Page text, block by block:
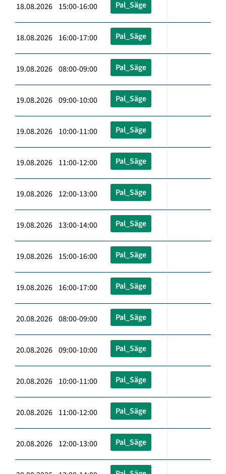
18.08.2026 15:00-16:00 Pal_Säge
18.08.2026 16:00-17:00 Pal_Säge
19.08.2026 08:00-09:00 Pal_Säge
19.08.2026 09:00-10:00 Pal_Säge
19.08.2026 10:00-11:00 Pal_Säge
19.08.2026 11:00-12:00 Pal_Säge
19.08.2026 12:00-13:00 Pal_Säge
19.08.2026 13:00-14:00 Pal_Säge
19.08.2026 15:00-16:00 Pal_Säge
19.08.2026 16:00-17:00 Pal_Säge
20.08.2026 08:00-09:00 Pal_Säge
20.08.2026 09:00-10:00 Pal_Säge
20.08.2026 10:00-11:00 Pal_Säge
20.08.2026 11:00-12:00 Pal_Säge
20.08.2026 12:00-13:00 Pal_Säge